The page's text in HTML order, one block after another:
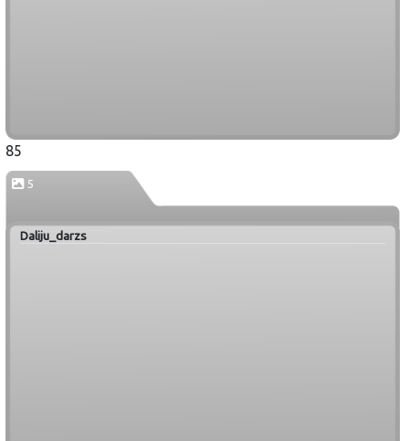
85
5
Daliju_darzs